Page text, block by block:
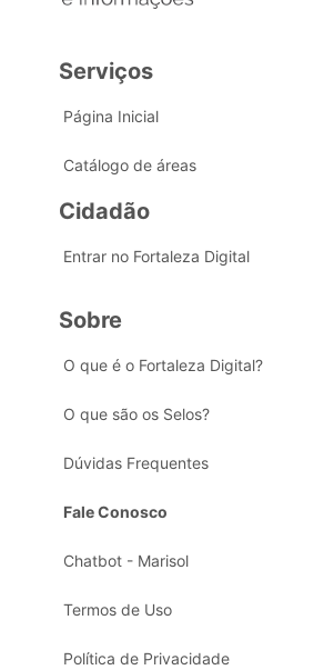
Serviços
Página Inicial
Catálogo de áreas
Cidadão
Entrar no Fortaleza Digital
Sobre
O que é o Fortaleza Digital?
O que são os Selos?
Dúvidas Frequentes
Fale Conosco
Chatbot - Marisol
Termos de Uso
Política de Privacidade